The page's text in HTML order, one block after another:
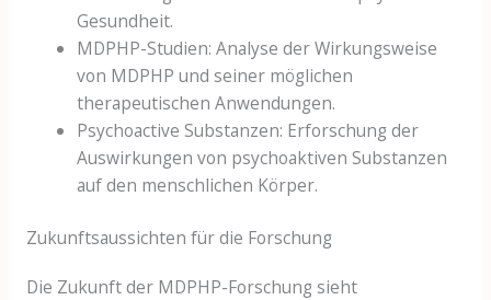
Gesundheit.
MDPHP-Studien: Analyse der Wirkungsweise
von MDPHP und seiner möglichen
therapeutischen Anwendungen.
Psychoactive Substanzen: Erforschung der
Auswirkungen von psychoaktiven Substanzen
auf den menschlichen Körper.
Zukunftsaussichten für die Forschung
Die Zukunft der MDPHP-Forschung sieht